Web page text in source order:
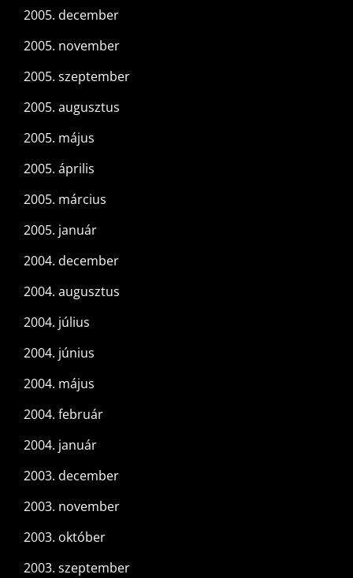
2005. december
2005. november
2005. szeptember
2005. augusztus
2005. május
2005. április
2005. március
2005. január
2004. december
2004. augusztus
2004. július
2004. június
2004. május
2004. február
2004. január
2003. december
2003. november
2003. október
2003. szeptember